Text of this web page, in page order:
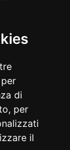
di
per
il